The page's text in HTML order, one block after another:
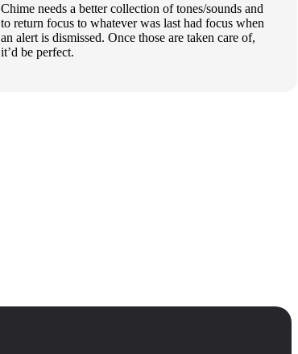
Chime needs a better collection of tones/sounds and
to return focus to whatever was last had focus when
an alert is dismissed. Once those are taken care of,
it’d be perfect.